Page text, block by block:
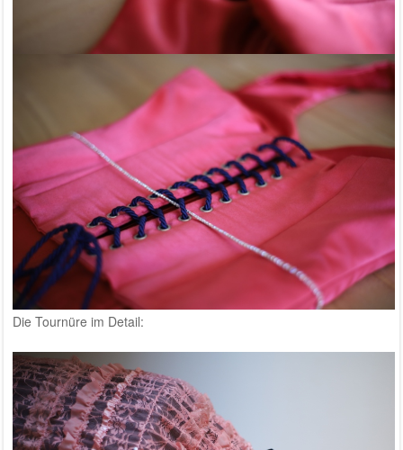
Die Tournüre im Detail: